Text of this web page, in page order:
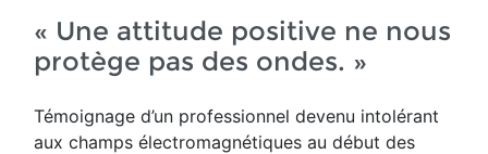
« Une attitude positive ne nous
protège pas des ondes. »
Témoignage d’un professionnel devenu intolérant
aux champs électromagnétiques au début des